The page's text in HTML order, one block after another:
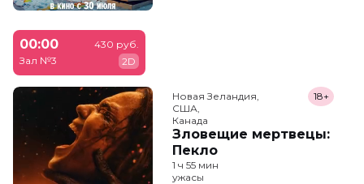
00:00
Зал №3
430 руб.
2D
Новая Зеландия,
США,
Канада
Зловещие мертвецы:
Пекло
18+
1 ч 55 мин
ужасы